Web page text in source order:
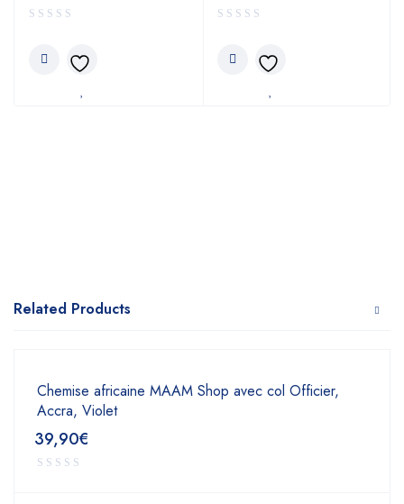
Related Products
Chemise africaine MAAM Shop avec col Officier,
Accra, Violet
39,90€